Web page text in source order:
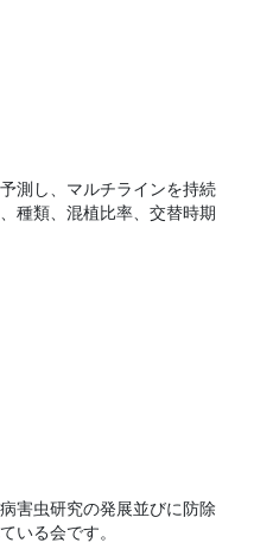
測し、マルチラインを持続
種類、混植比率、交替時期
害虫研究の発展並びに防除
いる会です。